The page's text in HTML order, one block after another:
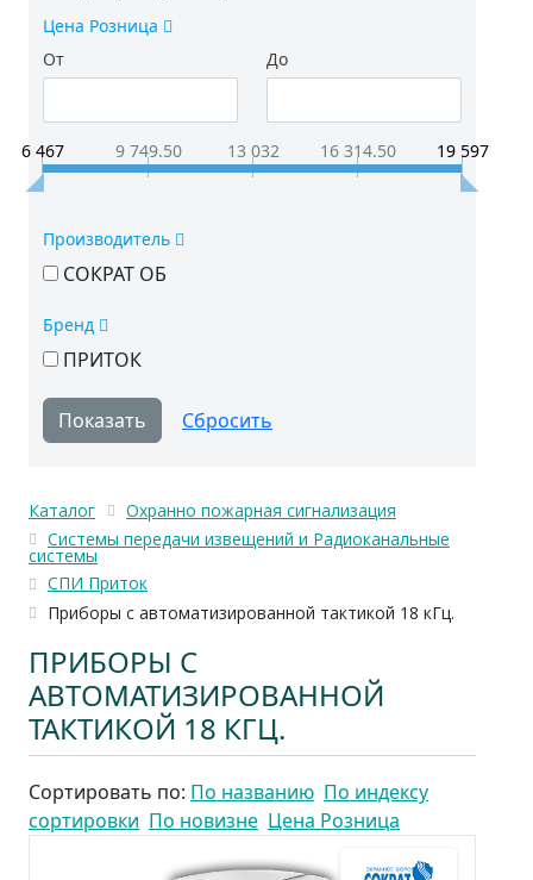
Цена Розница
От
До
6 467 9 749.50 13 032 16 314.50 19 597
Производитель
СОКРАТ ОБ
Бренд
ПРИТОК
Каталог
Охранно пожарная сигнализация
Системы передачи извещений и Радиоканальные
системы
СПИ Приток
Приборы с автоматизированной тактикой 18 кГц.
ПРИБОРЫ С
АВТОМАТИЗИРОВАННОЙ
ТАКТИКОЙ 18 КГЦ.
Сортировать по: По названию По индексу
сортировки По новизне Цена Розница